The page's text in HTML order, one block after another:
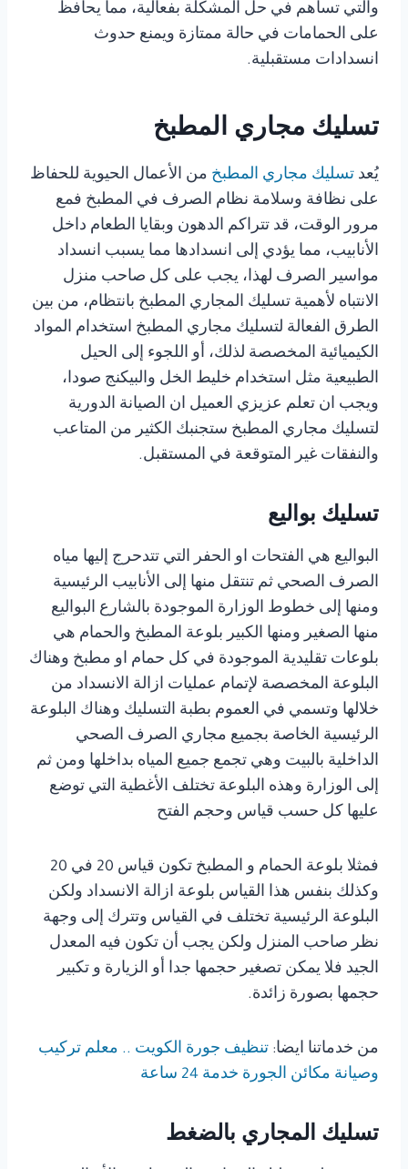
والتي تساهم في حل المشكلة بفعالية، مما يحافظ
على الحمامات في حالة ممتازة ويمنع حدوث
انسدادات مستقبلية.
تسليك مجاري المطبخ
يُعد تسليك مجاري المطبخ من الأعمال الحيوية للحفاظ
على نظافة وسلامة نظام الصرف في المطبخ فمع
مرور الوقت، قد تتراكم الدهون وبقايا الطعام داخل
الأنابيب، مما يؤدي إلى انسدادها مما يسبب انسداد
مواسير الصرف لهذا، يجب على كل صاحب منزل
الانتباه لأهمية تسليك المجاري المطبخ بانتظام، من بين
الطرق الفعالة لتسليك مجاري المطبخ استخدام المواد
الكيميائية المخصصة لذلك، أو اللجوء إلى الحيل
الطبيعية مثل استخدام خليط الخل والبيكنج صودا،
ويجب ان تعلم عزيزي العميل ان الصيانة الدورية
لتسليك مجاري المطبخ ستجنبك الكثير من المتاعب
والنفقات غير المتوقعة في المستقبل.
تسليك بواليع
البواليع هي الفتحات او الحفر التي تتدحرج إليها مياه
الصرف الصحي ثم تنتقل منها إلى الأنابيب الرئيسية
ومنها إلى خطوط الوزارة الموجودة بالشارع البواليع
منها الصغير ومنها الكبير بلوعة المطبخ والحمام هي
بلوعات تقليدية الموجودة في كل حمام او مطبخ وهناك
البلوعة المخصصة لإتمام عمليات ازالة الانسداد من
خلالها وتسمي في العموم بطبة التسليك وهناك البلوعة
الرئيسية الخاصة بجميع مجاري الصرف الصحي
الداخلية بالبيت وهي تجمع جميع المياه بداخلها ومن ثم
إلى الوزارة وهذه البلوعة تختلف الأغطية التي توضع
عليها كل حسب قياس وحجم الفتح
فمثلا بلوعة الحمام و المطبخ تكون قياس 20 في 20
وكذلك بنفس هذا القياس بلوعة ازالة الانسداد ولكن
البلوعة الرئيسية تختلف في القياس وتترك إلى وجهة
نظر صاحب المنزل ولكن يجب أن تكون فيه المعدل
الجيد فلا يمكن تصغير حجمها جدا أو الزيارة و تكبير
حجمها بصورة زائدة.
من خدماتنا ايضا: تنظيف جورة الكويت .. معلم تركيب
وصيانة مكائن الجورة خدمة 24 ساعة
تسليك المجاري بالضغط